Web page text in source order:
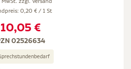
0,20 € / 1 St
10,05 €
02526634